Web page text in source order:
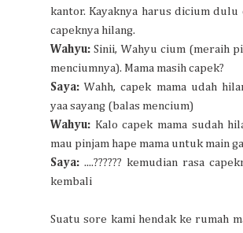
kantor. Kayaknya harus dicium dulu
capeknya hilang.
Wahyu: Sinii, Wahyu cium (meraih
menciumnya). Mama masih capek?
Saya: Wahh, capek mama udah
yaa sayang (balas mencium)
Wahyu: Kalo capek mama sudah
mau pinjam hape mama untuk main
Saya: ....?????? kemudian rasa
kembali
Suatu sore kami hendak ke rumah